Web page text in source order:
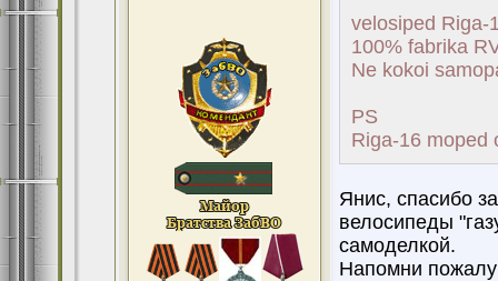
velosiped Riga-
100% fabrika
Ne kokoi
PS
Riga-16 moped
Янис, спасибо
велосипеды
самоделкой.
Напомни